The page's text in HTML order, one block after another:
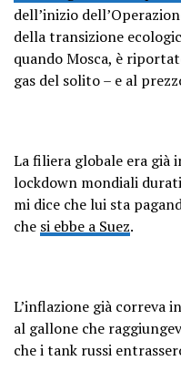
dell’inizio
della transizione
quando Mosca, è
gas del solito – e al
La filiera globale era già
lockdown mondiali
mi dice che lui sta
che si ebbe a Suez.
L’inflazione già correva
al gallone che
che i tank russi